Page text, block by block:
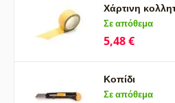
Χάρτινη
Σε απόθεμα
5,48 €
Κοπίδι
Σε απόθεμα